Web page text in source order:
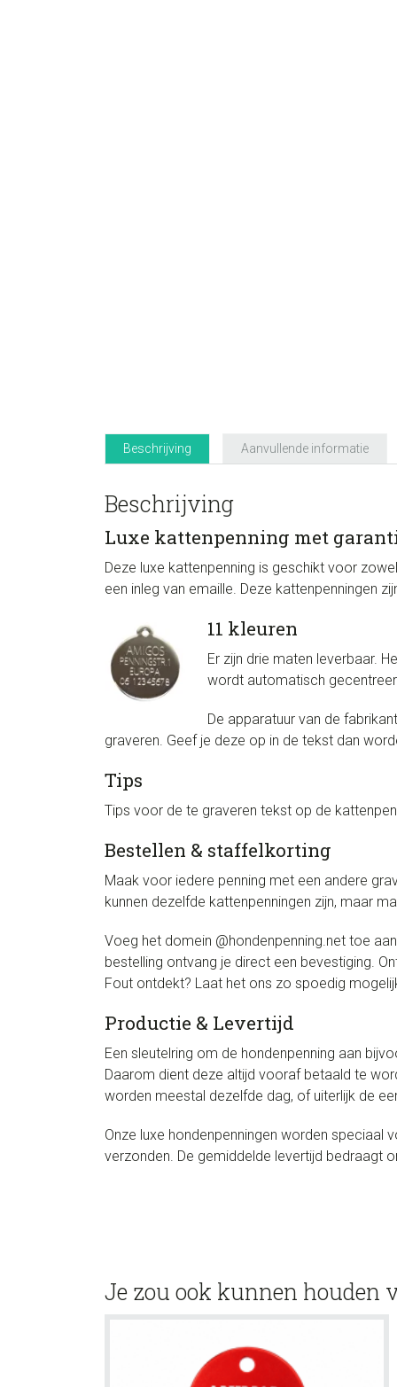
Beschrijving Aanvullende informatie
Beschrijving
Luxe kattenpenning met
Deze luxe kattenpenning is geschikt voor
een inleg van emaille. Deze kattenpenningen
11 kleuren
Er zijn drie maten leverbaar.
wordt automatisch
De apparatuur van de
graveren. Geef je deze op in de tekst dan
Tips
Tips voor de te graveren tekst op de
Bestellen & staffelkorting
Maak voor iedere penning met een andere
kunnen dezelfde kattenpenningen zijn, maar
Voeg het domein @hondenpenning.net toe
bestelling ontvang je direct een bevestiging.
Fout ontdekt? Laat het ons zo spoedig
Productie & Levertijd
Een sleutelring om de hondenpenning aan
Daarom dient deze altijd vooraf betaald te
worden meestal dezelfde dag, of uiterlijk de
Onze luxe hondenpenningen worden
verzonden. De gemiddelde levertijd bedraagt
Je zou ook kunnen houden